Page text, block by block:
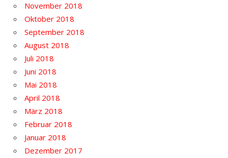
November 2018
Oktober 2018
September 2018
August 2018
Juli 2018
Juni 2018
Mai 2018
April 2018
März 2018
Februar 2018
Januar 2018
Dezember 2017